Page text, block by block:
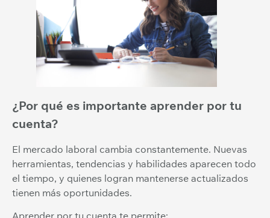
¿Por qué es importante aprender por tu
cuenta?
El mercado laboral cambia constantemente. Nuevas
herramientas, tendencias y habilidades aparecen todo
el tiempo, y quienes logran mantenerse actualizados
tienen más oportunidades.
Aprender por tu cuenta te permite: